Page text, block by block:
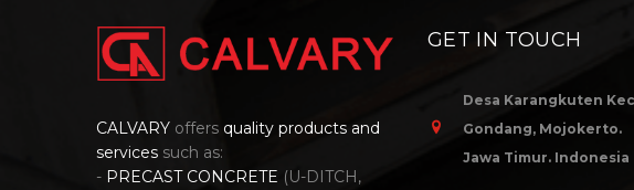
CALVARY offers quality products and
services such as:
- PRECAST CONCRETE (U-DITCH,
GET IN TOUCH
Desa Karangkuten
Gondang, Mojokerto.
Jawa Timur. Indonesia